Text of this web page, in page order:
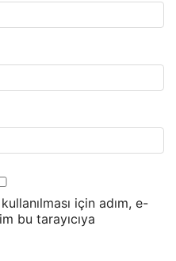
için adım, e-
bu tarayıcıya